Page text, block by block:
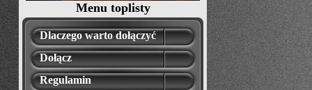
Menu toplisty
Dlaczego warto dołączyć
Dołącz
Regulamin